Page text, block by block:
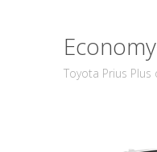
Toyota Prius Plus